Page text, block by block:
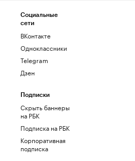
Социальные
сети
ВКонтакте
Одноклассники
Telegram
Дзен
Подписки
Скрыть баннеры
на РБК
Подписка на РБК
Корпоративная
подписка